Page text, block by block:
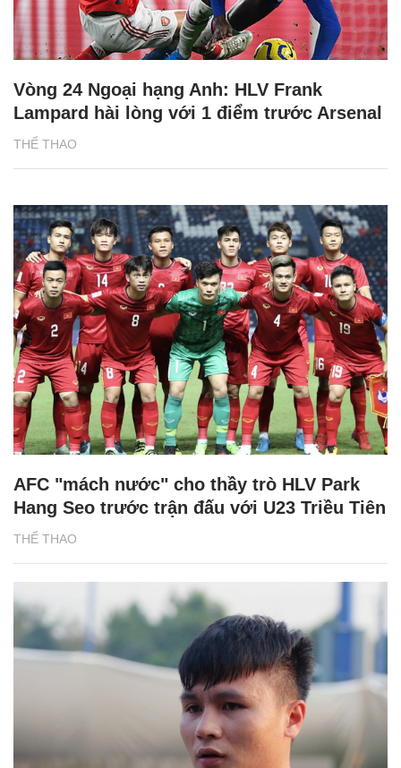
THỂ THAO
Vòng 24 Ngoại hạng Anh: HLV Frank
Lampard hài lòng với 1 điểm trước Arsenal
THỂ THAO
AFC "mách nước" cho thầy trò HLV Park
Hang Seo trước trận đấu với U23 Triều Tiên